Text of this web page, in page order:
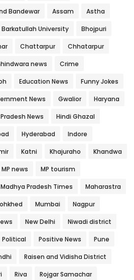
Bandewar Assam Astha
Barkatullah University Bhojpuri
Chattarpur Chhatarpur
news Crime
Education News Funny Jokes
News Gwalior Haryana
News Hindi Ghazal
Hyderabad Indore
Katni Khajuraho Khandwa
MP news MP tourism
Madhya Pradesh Times Maharastra
Mumbai Nagpur
New Delhi Niwadi district
Political Positive News Pune
Raisen and Vidisha District
Riva Rojgar Samachar